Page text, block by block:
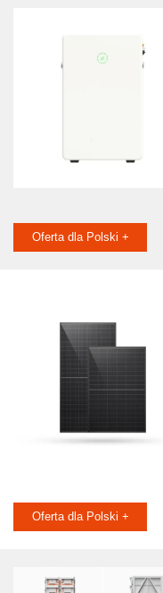
Oferta dla Polski +
Oferta dla Polski +